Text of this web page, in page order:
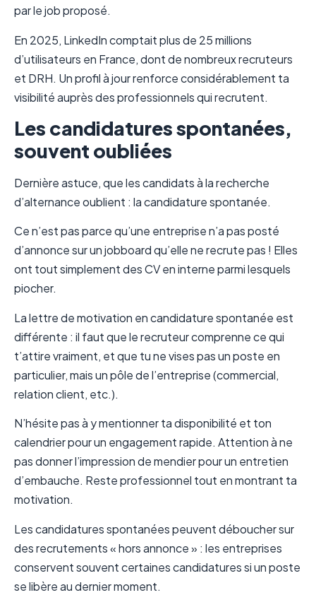
par le job proposé.
En 2025, LinkedIn comptait plus de 25 millions
d’utilisateurs en France, dont de nombreux recruteurs
et DRH. Un profil à jour renforce considérablement ta
visibilité auprès des professionnels qui recrutent.
Les candidatures spontanées,
souvent oubliées
Dernière astuce, que les candidats à la recherche
d’alternance oublient : la candidature spontanée.
Ce n’est pas parce qu’une entreprise n’a pas posté
d’annonce sur un jobboard qu’elle ne recrute pas ! Elles
ont tout simplement des CV en interne parmi lesquels
piocher.
La lettre de motivation en candidature spontanée est
différente : il faut que le recruteur comprenne ce qui
t’attire vraiment, et que tu ne vises pas un poste en
particulier, mais un pôle de l’entreprise (commercial,
relation client, etc.).
N’hésite pas à y mentionner ta disponibilité et ton
calendrier pour un engagement rapide. Attention à ne
pas donner l’impression de mendier pour un entretien
d’embauche. Reste professionnel tout en montrant ta
motivation.
Les candidatures spontanées peuvent déboucher sur
des recrutements « hors annonce » : les entreprises
conservent souvent certaines candidatures si un poste
se libère au dernier moment.